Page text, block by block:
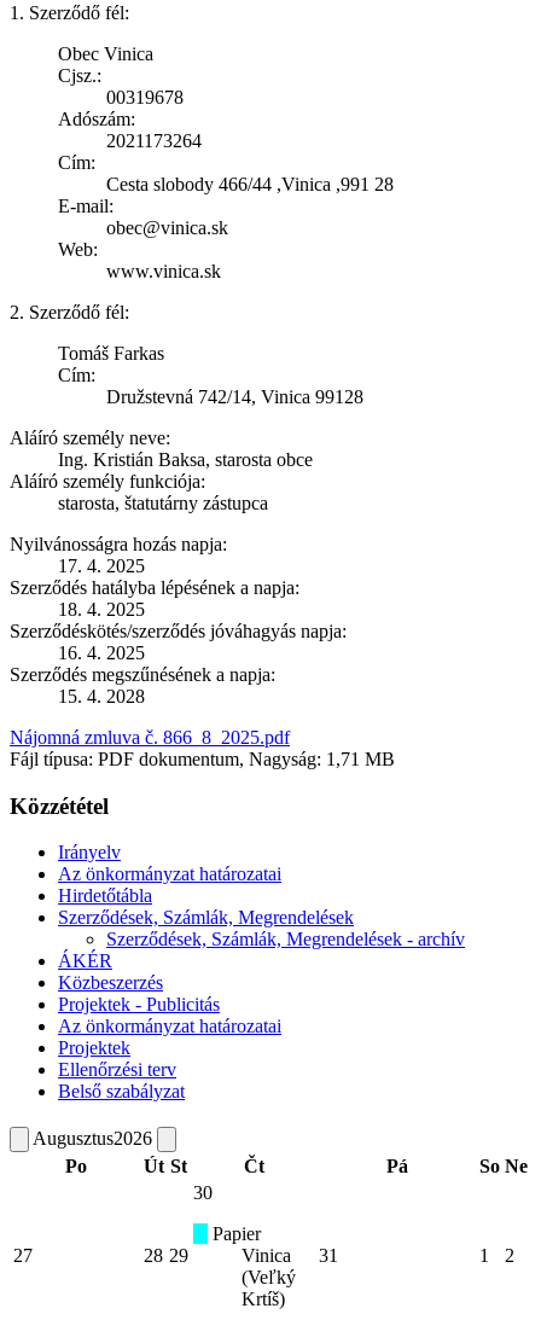
1. Szerződő fél:
Obec Vinica
Cjsz.:
00319678
Adószám:
2021173264
Cím:
Cesta slobody 466/44 ,Vinica ,991 28
E-mail:
obec@vinica.sk
Web:
www.vinica.sk
2. Szerződő fél:
Tomáš Farkas
Cím:
Družstevná 742/14, Vinica 99128
Aláíró személy neve:
Ing. Kristián Baksa, starosta obce
Aláíró személy funkciója:
starosta, štatutárny zástupca
Nyilvánosságra hozás napja:
17. 4. 2025
Szerződés hatályba lépésének a napja:
18. 4. 2025
Szerződéskötés/szerződés jóváhagyás napja:
16. 4. 2025
Szerződés megszűnésének a napja:
15. 4. 2028
Nájomná zmluva č. 866_8_2025.pdf
Fájl típusa: PDF dokumentum, Nagyság: 1,71 MB
Közzététel
Irányelv
Az önkormányzat határozatai
Hirdetőtábla
Szerződések, Számlák, Megrendelések
Szerződések, Számlák, Megrendelések - archív
ÁKÉR
Közbeszerzés
Projektek - Publicitás
Az önkormányzat határozatai
Projektek
Ellenőrzési terv
Belső szabályzat
Augusztus2026
Po
Út St Čt Pá So Ne
27 28 29
30
Papier
Vinica
(Veľký
Krtíš)
31 1 2